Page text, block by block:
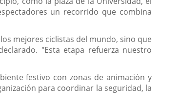
un recorrido que combina
mejores ciclistas del mundo, sino que
"Esta etapa refuerza nuestro
festivo con zonas de animación y
para coordinar la seguridad, la